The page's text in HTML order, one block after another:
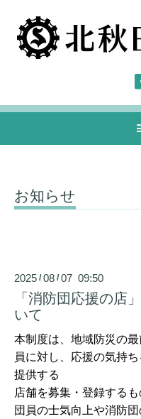
お知らせ
2025 /08 /07 09:50
「消防団応援の店
いて
本制度は、地域防災の
員に対し、応援の気持
提供する
店舗を募集・登録するも
団員の士気向上や消防